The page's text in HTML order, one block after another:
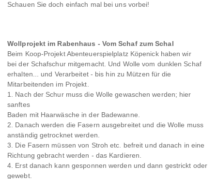
Schauen Sie doch einfach mal bei uns vorbei!
Wollprojekt im Rabenhaus - Vom Schaf zum Schal
Beim Koop-Projekt Abenteuerspielplatz Köpenick haben wir
bei der Schafschur mitgemacht. Und Wolle vom dunklen Schaf
erhalten... und Verarbeitet - bis hin zu Mützen für die
Mitarbeitenden im Projekt.
1. Nach der Schur muss die Wolle gewaschen werden; hier
sanftes
Baden mit Haarwäsche in der Badewanne.
2. Danach werden die Fasern ausgebreitet und die Wolle muss
anständig getrocknet werden.
3. Die Fasern müssen von Stroh etc. befreit und danach in eine
Richtung gebracht werden - das Kardieren.
4. Erst danach kann gesponnen werden und dann gestrickt oder
gewebt.